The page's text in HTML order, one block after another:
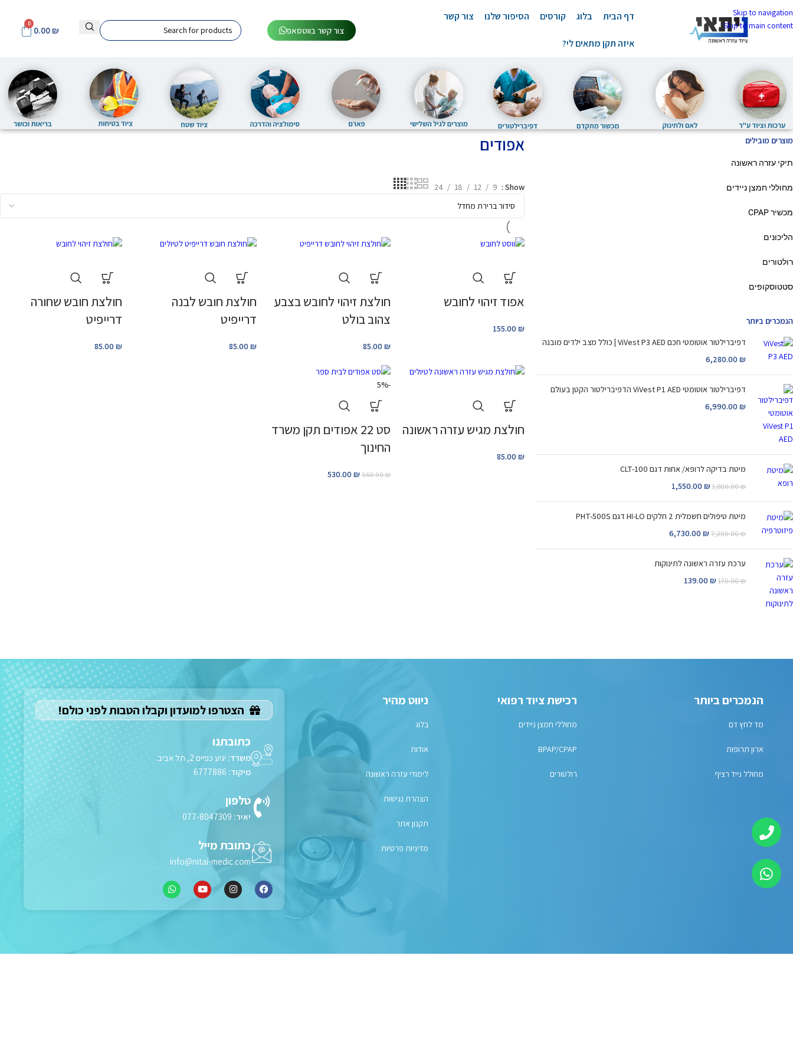
Skip to navigation
Skip to main content
דף הבית בלוג קורסים הסיפור שלנו צור קשר
איזה תקן מתאים לי?
צור קשר בווטסאפ 0.00 ₪
0
דף הבית»ציוד בטיחות אפודים
מוצרים מובילים
תיקי עזרה ראשונה
מחוללי חמצן ניידים
מכשיר CPAP
הליכונים
רולטורים
סטטוסקופים
הנמכרים ביותר
דפיברילטור אוטומטי חכם ViVest P3 AED | כולל מצב ילדים מובנה
6,280.00 ₪
דפיברילטור אוטומטי ViVest P1 AED הדפיברילטור הקטן בעולם
6,990.00 ₪
מיטת בדיקה לרופא/ אחות דגם CLT-100
1,800.00₪
1,550.00 ₪
מיטת טיפולים חשמלית 2 חלקים HI-LO דגם PHT-500S
7,200.00₪
6,730.00 ₪
ערכת עזרה ראשונה לתינוקות
170.00₪
139.00 ₪
אפודים
Show
9
12
18
24
אפוד זיהוי לחובש
155.00 ₪
חולצת זיהוי לחובש בצבע
צהוב בולט
85.00 ₪
חולצת חובש לבנה
דרייפיט
85.00 ₪
חולצת חובש שחורה
דרייפיט
85.00 ₪
חולצת מגיש עזרה ראשונה
85.00 ₪
-5%
סט 22 אפודים תקן משרד
החינוך
560.00₪
530.00 ₪
הנמכרים ביותר
מד לחץ דם
ארון תרופות
מחולל נייד רציף
רכישת ציוד רפואי
מחוללי חמצן ניידים
BPAP/CPAP
רולטורים
ניווט מהיר
בלוג
אודות
לימודי עזרה ראשונה
הצהרת נגישות
תקנון אתר
מדיניות פרטיות
הצטרפו למועדון וקבלו הטבות לפני כולם!
כתובתנו
משרד: יגיע כפיים 2, תל אביב.
מיקוד:
טלפון
יאיר:
כתובת מייל
info@nitai-medic.com